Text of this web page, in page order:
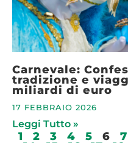
Carnevale:
tradizione e
miliardi di euro
17 FEBBRAIO 2026
Leggi Tutto »
1 2 3 4 5 6 7